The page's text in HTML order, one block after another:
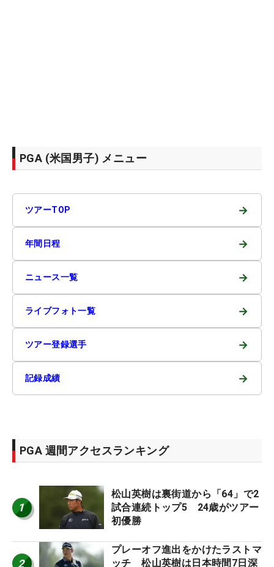
PGA (米国男子) メニュー
ツアーTOP →
年間日程 →
ニュース一覧 →
ライブフォト一覧 →
ツアー登録選手 →
記録成績 →
PGA 週間アクセスランキング
1
松山英樹は裏街道から「64」で2
試合連続トップ5 24歳がツアー
初優勝
2
プレーオフ進出をかけたラストマ
ッチ 松山英樹は日本時間7日深